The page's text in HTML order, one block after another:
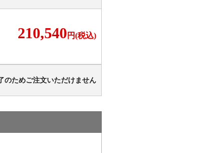
210,540 円(税込)
のためご注文いただけません